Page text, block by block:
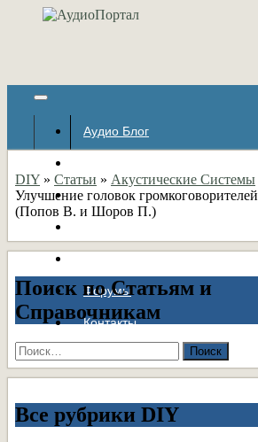
Аудио Блог
Авторские страницы
Форумы
Контакты
DIY » Статьи » Акустические Системы
Улучшение головок громкоговорителей
(Попов В. и Шоров П.)
Поиск по Статьям и
Справочникам
Найти:
Все рубрики DIY